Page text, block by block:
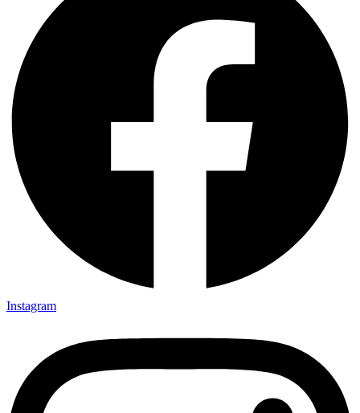
Instagram